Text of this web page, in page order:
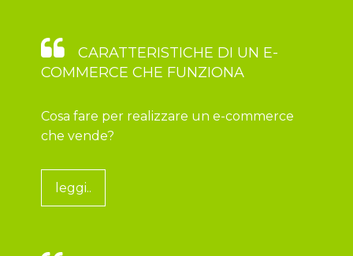
CARATTERISTICHE DI UN E-
COMMERCE CHE FUNZIONA
Cosa fare per realizzare un e-commerce
che vende?
leggi..